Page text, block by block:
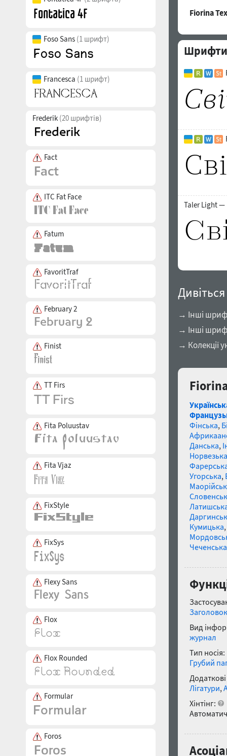
Foso Sans (1 шрифт)
Francesca (1 шрифт)
Frederik (20 шрифтів)
Fact
ITC Fat Face
Fatum
FavoritTraf
February 2
Finist
TT Firs
Fita Poluustav
Fita Vjaz
FixStyle
FixSys
Flexy Sans
Flox
Flox Rounded
Formular
Foros
Fiorina
Шрифти
Taler Light —
→ Інші
→ Інші
→ Колекції
Фінська,
Данська,
Норвезька
Угорська,
Кумицька,
Чеченська
Заголовок
Вид
журнал
Тип носія:
Грубий
Лігатури,
Хінтінг: